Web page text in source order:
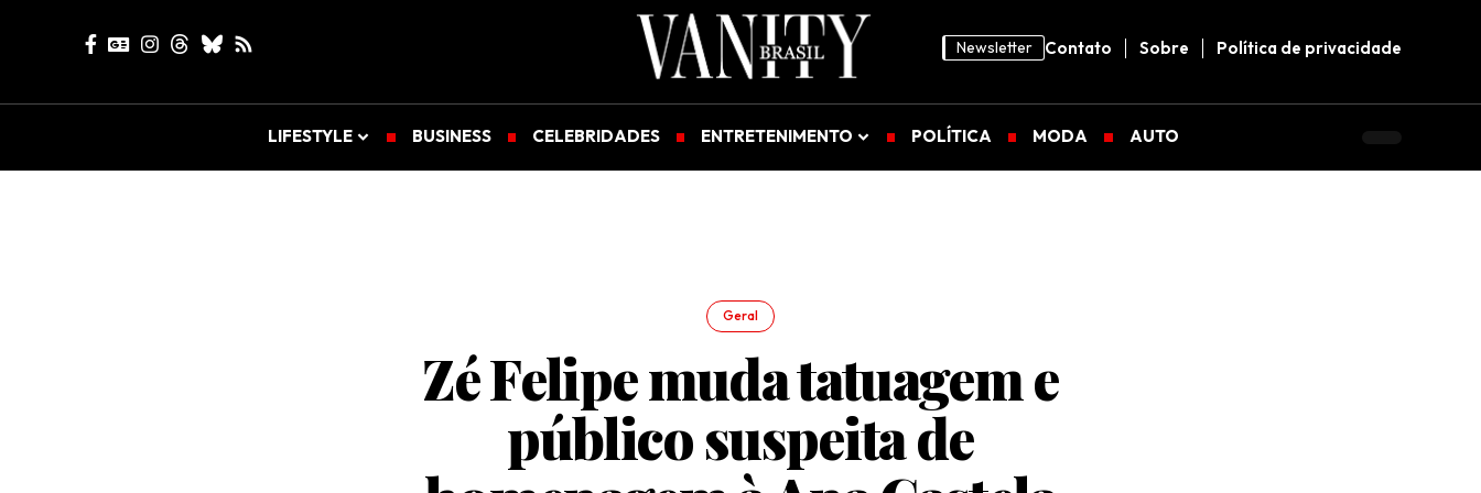
Newsletter Contato Sobre Política de privacidade
LIFESTYLE BUSINESS CELEBRIDADES ENTRETENIMENTO POLÍTICA MODA AUTO
Geral
Zé Felipe muda tatuagem e
público suspeita de